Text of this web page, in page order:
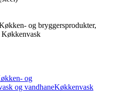
og bryggersprodukter,
Køkkenvask
og
og vandhaneKøkkenvask